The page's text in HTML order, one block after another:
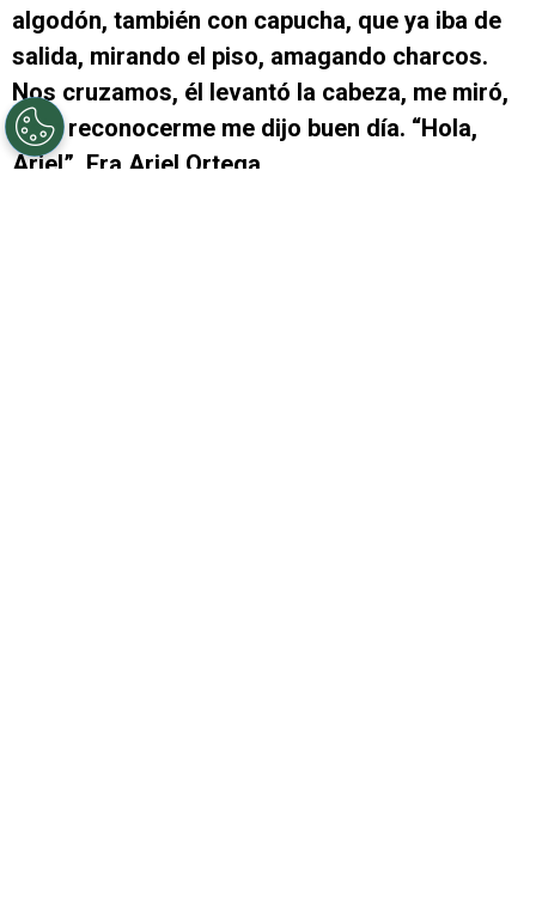
algodón, también con capucha, que ya iba de
salida, mirando el piso, amagando charcos.
Nos cruzamos, él levantó la cabeza, me miró,
y sin reconocerme me dijo buen día. “Hola,
Ariel”. Era Ariel Ortega.